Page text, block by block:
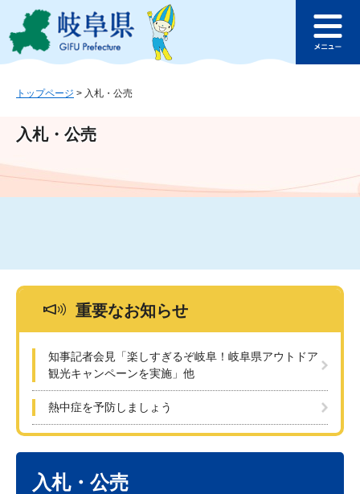
ジ
ュ
文
このページの本文へ
ュ
トップページ > 入札・公売
入札・公売
重要なお知らせ
知事記者会見「楽しすぎるぞ岐阜！岐阜県アウトドア
観光キャンペーンを実施」他
熱中症を予防しましょう
入札・公売